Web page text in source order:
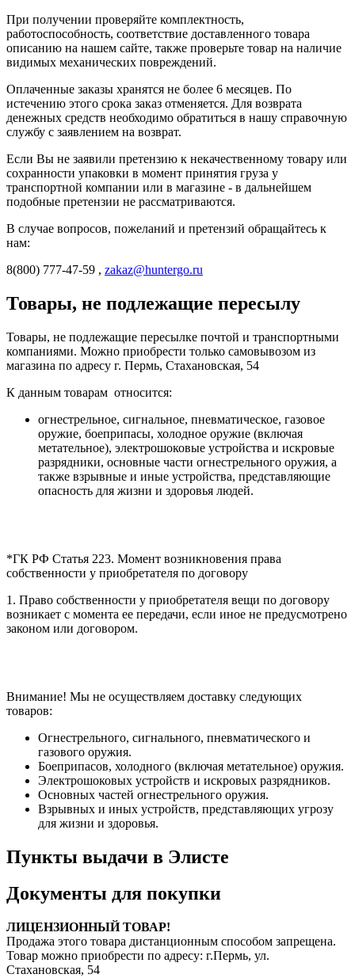
При получении проверяйте комплектность,
работоспособность, соответствие доставленного товара
описанию на нашем сайте, также проверьте товар на наличие
видимых механических повреждений.
Оплаченные заказы хранятся не более 6 месяцев. По
истечению этого срока заказ отменяется. Для возврата
денежных средств необходимо обратиться в нашу справочную
службу с заявлением на возврат.
Если Вы не заявили претензию к некачественному товару или
сохранности упаковки в момент принятия груза у
транспортной компании или в магазине - в дальнейшем
подобные претензии не рассматриваются.
В случае вопросов, пожеланий и претензий обращайтесь к
нам:
8(800) 777-47-59 , zakaz@huntergo.ru
Товары, не подлежащие пересылу
Товары, не подлежащие пересылке почтой и транспортными
компаниями. Можно приобрести только самовывозом из
магазина по адресу г. Пермь, Стахановская, 54
К данным товарам относится:
огнестрельное, сигнальное, пневматическое, газовое
оружие, боеприпасы, холодное оружие (включая
метательное), электрошоковые устройства и искровые
разрядники, основные части огнестрельного оружия, а
также взрывные и иные устройства, представляющие
опасность для жизни и здоровья людей.
*ГК РФ Статья 223. Момент возникновения права
собственности у приобретателя по договору
1. Право собственности у приобретателя вещи по договору
возникает с момента ее передачи, если иное не предусмотрено
законом или договором.
Внимание! Мы не осуществляем доставку следующих
товаров:
Огнестрельного, сигнального, пневматического и
газового оружия.
Боеприпасов, холодного (включая метательное) оружия.
Электрошоковых устройств и искровых разрядников.
Основных частей огнестрельного оружия.
Взрывных и иных устройств, представляющих угрозу
для жизни и здоровья.
Пункты выдачи в Элисте
Документы для покупки
ЛИЦЕНЗИОННЫЙ ТОВАР!
Продажа этого товара дистанционным способом запрещена.
Товар можно приобрести по адресу: г.Пермь, ул.
Стахановская, 54